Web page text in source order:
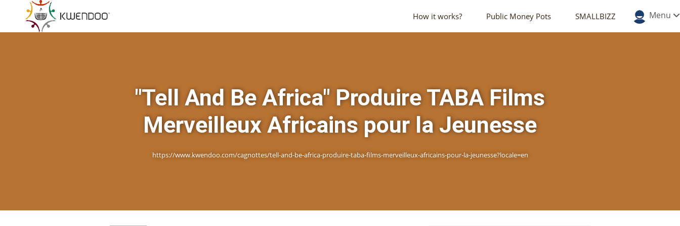
How it works? Public Money Pots SMALLBIZZ Menu
"Tell And Be Africa" Produire TABA Films
Merveilleux Africains pour la Jeunesse
https://www.kwendoo.com/cagnottes/tell-and-be-africa-produire-taba-films-merveilleux-africains-pour-la-jeunesse?locale=en